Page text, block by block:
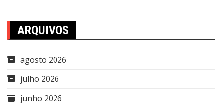
ARQUIVOS
agosto 2026
julho 2026
junho 2026